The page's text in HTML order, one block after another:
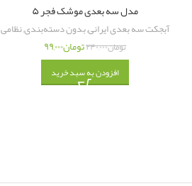
مدل سه بعدی موشک فجر ۵
آبجکت سه بعدی ایرانی,بدون دسته‌بندی,نظامی
تومان۲۴۰,۰۰۰تومان۹۹,۰۰۰
افزودن به سبد خرید